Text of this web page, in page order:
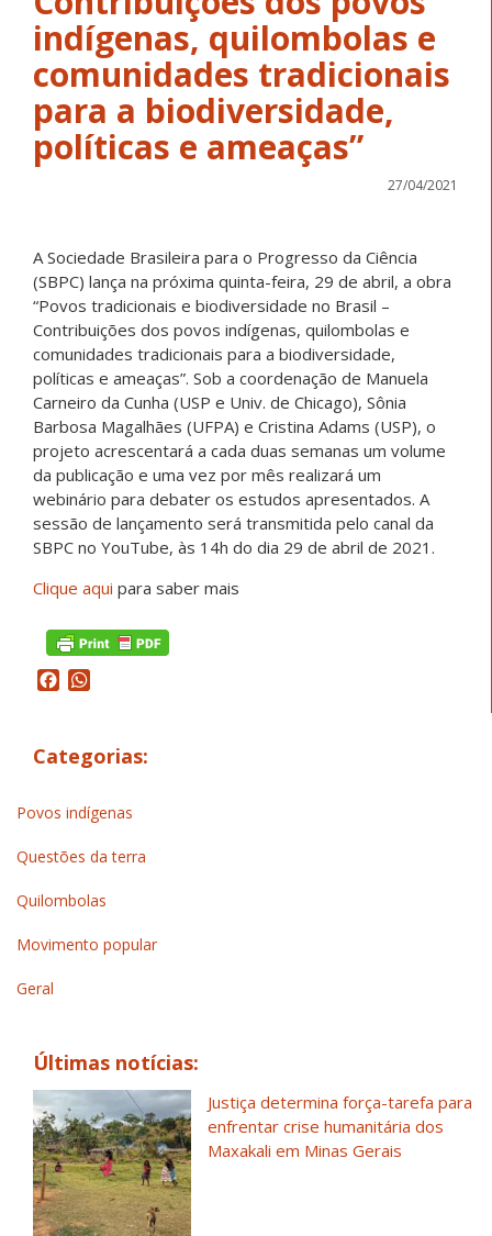
indígenas, quilombolas e
comunidades tradicionais
para a biodiversidade,
políticas e ameaças”
27/04/2021
A Sociedade Brasileira para o Progresso da Ciência
(SBPC) lança na próxima quinta-feira, 29 de abril, a obra
“Povos tradicionais e biodiversidade no Brasil –
Contribuições dos povos indígenas, quilombolas e
comunidades tradicionais para a biodiversidade,
políticas e ameaças”. Sob a coordenação de Manuela
Carneiro da Cunha (USP e Univ. de Chicago), Sônia
Barbosa Magalhães (UFPA) e Cristina Adams (USP), o
projeto acrescentará a cada duas semanas um volume
da publicação e uma vez por mês realizará um
webinário para debater os estudos apresentados. A
sessão de lançamento será transmitida pelo canal da
SBPC no YouTube, às 14h do dia 29 de abril de 2021.
Clique aqui para saber mais
Facebook
Categorias:
Povos indígenas
Questões da terra
Quilombolas
Movimento popular
Geral
Últimas notícias:
Justiça determina força-tarefa para
enfrentar crise humanitária dos
Maxakali em Minas Gerais